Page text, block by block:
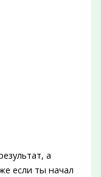
а
если ты начал